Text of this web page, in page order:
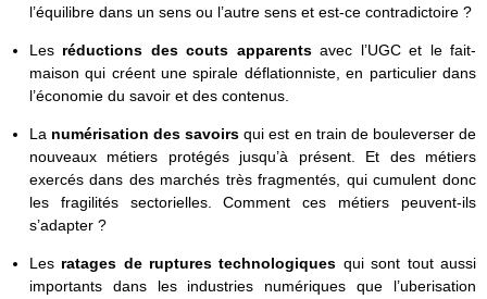
l’équilibre dans un sens ou l’autre sens et est-ce contradictoire ?
Les réductions des couts apparentsavec l’UGC et le fait-
maison qui créent une spirale déflationniste, en particulier dans
l’économie du savoir et des contenus.
La numérisation des savoirsqui est en train de bouleverser de
nouveaux métiers protégés jusqu’à présent. Et des métiers
exercés dans des marchés très fragmentés, qui cumulent donc
les fragilités sectorielles. Comment ces métiers peuvent-ils
s’adapter ?
Les ratages de ruptures technologiques qui sont tout aussi
importants dans les industries numériques que l’uberisation